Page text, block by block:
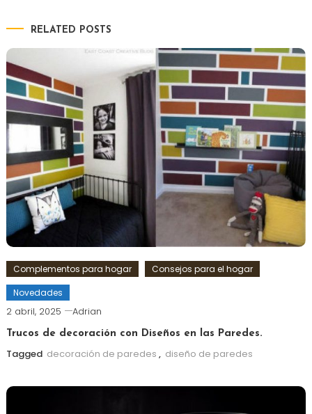
RELATED POSTS
Complementos para hogar
Consejos para el hogar
Novedades
2 abril, 2025 Adrian
Trucos de decoración con Diseños en las Paredes.
Tagged decoración de paredes , diseño de paredes